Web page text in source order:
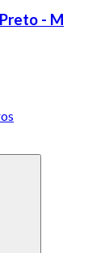
- M